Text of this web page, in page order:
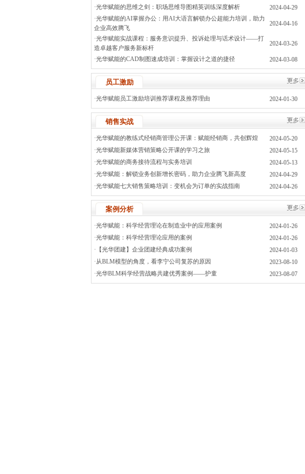
·光华赋能的思维之剑：职场思维导图精英训练深度解析
2024-04-29
·光华赋能的AI掌握办公：用AI大语言解锁办公超能力培训，助力
企业高效腾飞
2024-04-16
·光华赋能实战课程：服务意识提升、投诉处理与话术设计——打
造卓越客户服务新标杆
2024-03-26
·光华赋能的CAD制图速成培训：掌握设计之道的捷径 2024-03-08
员工激励
·光华赋能员工激励培训推荐课程及推荐理由 2024-01-30
销售实战
·光华赋能的教练式经销商管理公开课：赋能经销商，共创辉煌
2024-05-20
·光华赋能新媒体营销策略公开课的学习之旅
2024-05-15
·光华赋能的商务接待流程与实务培训
2024-05-13
·光华赋能：解锁业务创新增长密码，助力企业腾飞新高度
2024-04-29
·光华赋能七大销售策略培训：变机会为订单的实战指南
2024-04-26
案例分析
·光华赋能：科学经营理论在制造业中的应用案例
2024-01-26
·光华赋能：科学经营理论应用的案例
2024-01-26
·【光华团建】企业团建经典成功案例
2024-01-03
·从BLM模型的角度，看李宁公司复苏的原因
2023-08-10
·光华BLM科学经营战略共建优秀案例——护童
2023-08-07